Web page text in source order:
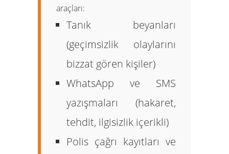
araçları:
Tanık beyanları
(geçimsizlik olaylarını
bizzat gören kişiler)
WhatsApp ve SMS
yazışmaları (hakaret,
tehdit, ilgisizlik içerikli)
Polis çağrı kayıtları ve